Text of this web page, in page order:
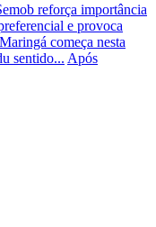
reforça importância
e provoca
começa nesta
sentido... Após